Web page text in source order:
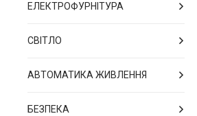
ЕЛЕКТРОФУРНІТУРА
СВІТЛО
АВТОМАТИКА ЖИВЛЕННЯ
БЕЗПЕКА